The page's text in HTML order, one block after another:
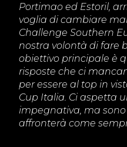
Portimao ed Estoril,
voglia di cambiare
Challenge Southern
nostra volontà di fare
obiettivo principale è
risposte che ci
per essere al top in
Cup Italia. Ci aspetta
impegnativa, ma
affronterà come